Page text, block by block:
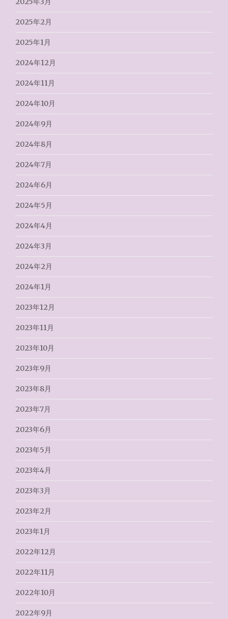
2025年2月
2025年1月
2024年12月
2024年11月
2024年10月
2024年9月
2024年8月
2024年7月
2024年6月
2024年5月
2024年4月
2024年3月
2024年2月
2024年1月
2023年12月
2023年11月
2023年10月
2023年9月
2023年8月
2023年7月
2023年6月
2023年5月
2023年4月
2023年3月
2023年2月
2023年1月
2022年12月
2022年11月
2022年10月
2022年9月